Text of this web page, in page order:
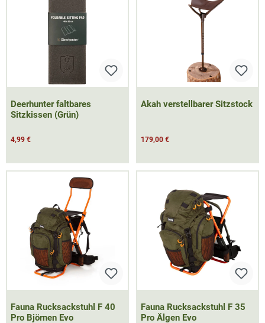
Deerhunter faltbares
Sitzkissen (Grün)
4,99 €
Akah verstellbarer Sitzstock
179,00 €
Fauna Rucksackstuhl F 40
Pro Björnen Evo
Fauna Rucksackstuhl F 35
Pro Älgen Evo